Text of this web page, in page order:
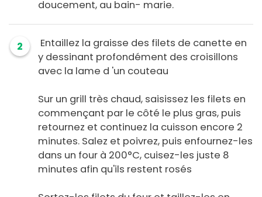
doucement, au bain- marie.
2
Entaillez la graisse des filets de canette en
y dessinant profondément des croisillons
avec la lame d 'un couteau
Sur un grill très chaud, saisissez les filets en
commençant par le côté le plus gras, puis
retournez et continuez la cuisson encore 2
minutes. Salez et poivrez, puis enfournez-les
dans un four à 200°C, cuisez-les juste 8
minutes afin qu'ils restent rosés